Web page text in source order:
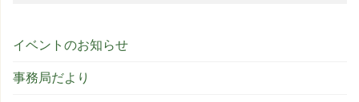
イベントのお知らせ
事務局だより